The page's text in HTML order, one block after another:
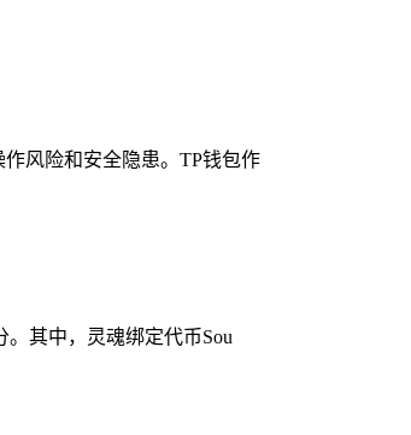
风险和安全隐患。TP钱包作
其中，灵魂绑定代币Sou